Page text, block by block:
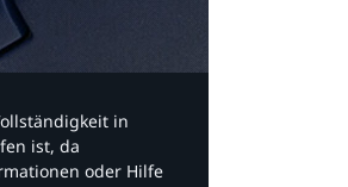
in
ist, da
oder Hilfe